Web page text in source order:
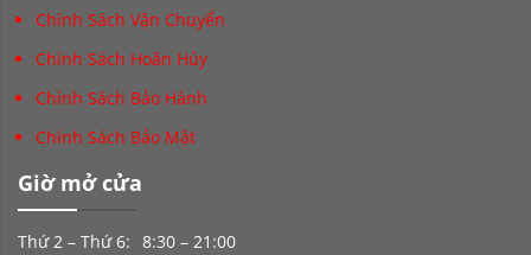
Chính Sách Vận Chuyển
Chính Sách Hoãn Hủy
Chính Sách Bảo Hành
Chính Sách Bảo Mật
Giờ mở cửa
Thứ 2 – Thứ 6: 8:30 – 21:00